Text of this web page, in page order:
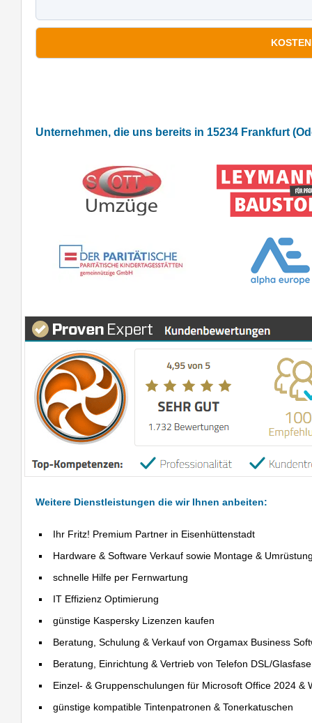
Unternehmen, die uns bereits in 15234 Frankfurt
Weitere Dienstleistungen die wir Ihnen anbeiten:
Ihr Fritz! Premium Partner in Eisenhüttenstadt
Hardware & Software Verkauf sowie Montage &
schnelle Hilfe per Fernwartung
IT Effizienz Optimierung
günstige Kaspersky Lizenzen kaufen
Beratung, Schulung & Verkauf von Orgamax Business
Beratung, Einrichtung & Vertrieb von Telefon DSL/
Einzel- & Gruppenschulungen für Microsoft Office 2024 &
günstige kompatible Tintenpatronen & Tonerkatuschen